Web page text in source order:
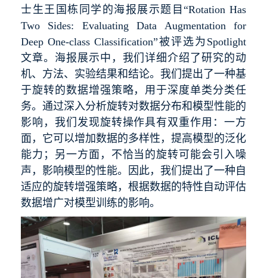
士生王国栋同学的海报展示题目“Rotation Has
Two Sides: Evaluating Data Augmentation for
Deep One-class Classification”被评选为Spotlight
文章。海报展示中，我们详细介绍了研究的动
机、方法、实验结果和结论。我们提出了一种基
于旋转的数据增强策略，用于深度单类分类任
务。通过深入分析旋转对数据分布和模型性能的
影响，我们发现旋转操作具有双重作用：一方
面，它可以增加数据的多样性，提高模型的泛化
能力；另一方面，不恰当的旋转可能会引入噪
声，影响模型的性能。因此，我们提出了一种自
适应的旋转增强策略，根据数据的特性自动评估
数据增广对模型训练的影响。